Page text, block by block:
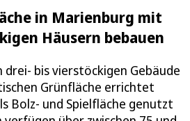
in Marienburg mit
Häusern bebauen
bis vierstöckigen Gebäude
Grünfläche errichtet
Bolz- und Spielfläche genutzt